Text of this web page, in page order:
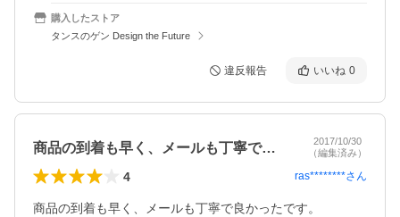
購入したストア
タンスのゲン Design the Future
違反報告 いいね 0
商品の到着も早く、メールも丁寧で良かっ…
2017/10/30
（編集済み）
4 ras********さん
商品の到着も早く、メールも丁寧で良かったです。